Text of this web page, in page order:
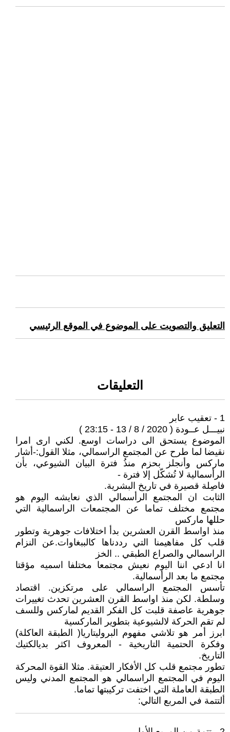
التعليق والتصويت على الموضوع في الموقع الرئيسي
التعليقات
1 - تعقيب عابر
نبيـــل عــودة ( 2020 / 8 / 13 - 23:15 )
الموضوع يستحق الى دراسات اوسع. لكني ارى امرا
نقيضا لما طرح عن المجتمع الراسمالي، مثلا القول:-أشار
ماركس وأنجلز بحزم منذُ فترة البيان الشيوعي، بأن
الرأسمالية لا تُشكّل إلا فترة -
فاصِلة قصيرة في تاريخ البشرية.
الثابت ان المجتمع الرأسمالي الذي نعايشه اليوم هو
مجتمع مختلف تماما عن المجتمعات الراسمالية التي
حللها ماركس
منذ اواسط القرن العشرين بدأ اختلافات جوهرية وتطور
قلب كل مفاهيمنا التي رددناها كالببغاوات.عن النزام
الراسمالي والصراع الطبقي .. الخز
انا ادعي اننا اليوم نعيش مجتمعا مختلفا اسميه مؤقتا
مجتمع ما بعد الرأسمالية.
تأسس المجتمع الراسمالي على مرتكزين. اقتصاد
وسلطة. لكن منذ اواسط القرن العشرين تحدث تغييرات
جوهرية عاصفة قلبت كل الفكر القديم لماركس وللسف
لم تقم الحركة لالشيوعية بتطوير الماركسية
ابرز أمر هو تلاشي مفهوم البروليتاريا( الطبقة العاكلة)
وفكرة الحتمية التاريخية - المعروف اكثر بديالكتيك
التاريخ.
تطور مجتمع قلب كل الأفكار العتيقة. مثلا القوة المحركة
اليوم في المجتمع الراسمالي هو المجتمع المدني وليس
الطبقة العاملة التي اختفت تركيبتها تماما.
ألتتمة في المربع التالي: